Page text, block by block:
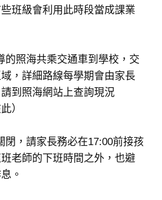
班級會利用此時段當成課業
的照海共乘交通車到學校，交
，詳細路線每學期會由家長
到照海網站上查詢現況
）
閉，請家長務必在17:00前接孩
老師的下班時間之外，也避
。